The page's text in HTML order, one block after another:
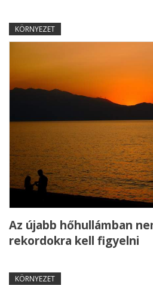
KÖRNYEZET
Az újabb hőhullámban
rekordokra kell figyelni
KÖRNYEZET